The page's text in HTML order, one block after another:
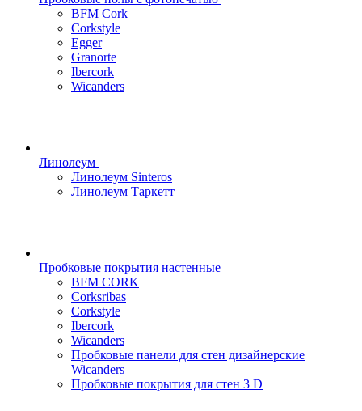
BFM Cork
Corkstyle
Egger
Granorte
Ibercork
Wicanders
Линолеум
Линолеум Sinteros
Линолеум Таркетт
Пробковые покрытия настенные
BFM CORK
Corksribas
Corkstyle
Ibercork
Wicanders
Пробковые панели для стен дизайнерские
Wicanders
Пробковые покрытия для стен 3 D